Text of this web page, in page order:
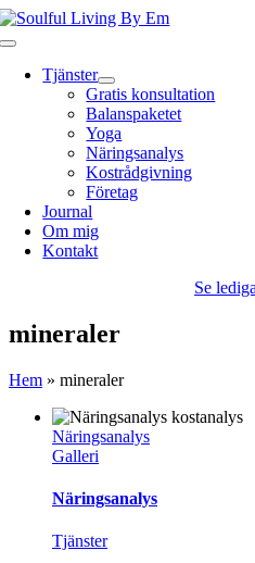
Fortsätt
till
Toggle
NavigationTjänster
Gratis konsultation
Balanspaketet
Yoga
Näringsanalys
Kostrådgivning
Företag
Journal
Om mig
Kontakt
Se
mineraler
Hem » mineraler
Näringsanalys
Galleri
Näringsanalys
Tjänster